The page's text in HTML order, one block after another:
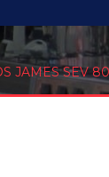
JAMES SEV